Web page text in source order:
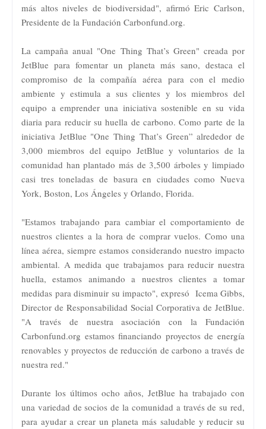
más altos niveles de biodiversidad", afirmó Eric Carlson,
Presidente de la Fundación Carbonfund.org.
La campaña anual "One Thing That’s Green" creada por
JetBlue para fomentar un planeta más sano, destaca el
compromiso de la compañía aérea para con el medio
ambiente y estimula a sus clientes y los miembros del
equipo a emprender una iniciativa sostenible en su vida
diaria para reducir su huella de carbono. Como parte de la
iniciativa JetBlue "One Thing That’s Green” alrededor de
3,000 miembros del equipo JetBlue y voluntarios de la
comunidad han plantado más de 3,500 árboles y limpiado
casi tres toneladas de basura en ciudades como Nueva
York, Boston, Los Ángeles y Orlando, Florida.
"Estamos trabajando para cambiar el comportamiento de
nuestros clientes a la hora de comprar vuelos. Como una
línea aérea, siempre estamos considerando nuestro impacto
ambiental. A medida que trabajamos para reducir nuestra
huella, estamos animando a nuestros clientes a tomar
medidas para disminuir su impacto", expresó Icema Gibbs,
Director de Responsabilidad Social Corporativa de JetBlue.
"A través de nuestra asociación con la Fundación
Carbonfund.org estamos financiando proyectos de energía
renovables y proyectos de reducción de carbono a través de
nuestra red."
Durante los últimos ocho años, JetBlue ha trabajado con
una variedad de socios de la comunidad a través de su red,
para ayudar a crear un planeta más saludable y reducir su